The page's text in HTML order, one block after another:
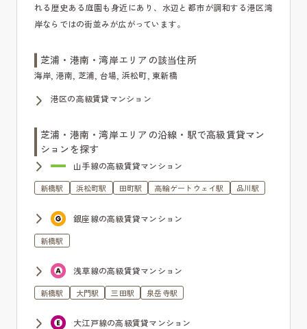
れる歴史ある庭園も身近にあり、水辺と都市が調和する港区湾
岸ならではの街並みが広がっています。
芝浦・港南・湾岸エリアの該当住所
海岸, 港南, 芝浦, 台場, 浜松町, 東新橋
港区の高級賃貸マンション
芝浦・港南・湾岸エリアの沿線・駅で高級賃貸マン
ションを探す
山手線の高級賃貸マンション
新橋駅 浜松町駅 田町駅 高輪ゲートウェイ駅 品川駅
銀座線の高級賃貸マンション
新橋駅
浅草線の高級賃貸マンション
新橋駅 大門駅 三田駅 泉岳寺駅
大江戸線の高級賃貸マンション